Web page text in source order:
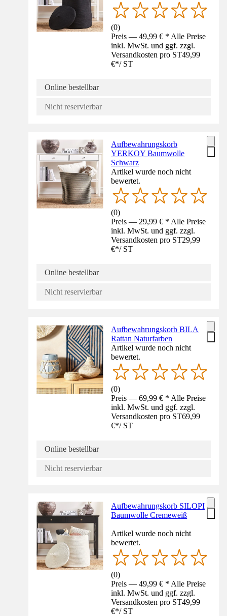
(0)
Preis — 49,99 € * Alle Preise
inkl. MwSt. und ggf. zzgl.
Versandkosten pro ST49,99
€*/ ST
Online bestellbar
Nicht reservierbar
Aufbewahrungskorb
YERKOY Baumwolle
Schwarz
Artikel wurde noch nicht
bewertet.
(0)
Preis — 29,99 € * Alle Preise
inkl. MwSt. und ggf. zzgl.
Versandkosten pro ST29,99
€*/ ST
Online bestellbar
Nicht reservierbar
Aufbewahrungskorb BILA
Rattan Naturfarben
Artikel wurde noch nicht
bewertet.
(0)
Preis — 69,99 € * Alle Preise
inkl. MwSt. und ggf. zzgl.
Versandkosten pro ST69,99
€*/ ST
Online bestellbar
Nicht reservierbar
Aufbewahrungskorb SILOPI
Baumwolle Cremeweiß
Artikel wurde noch nicht
bewertet.
(0)
Preis — 49,99 € * Alle Preise
inkl. MwSt. und ggf. zzgl.
Versandkosten pro ST49,99
€*/ ST